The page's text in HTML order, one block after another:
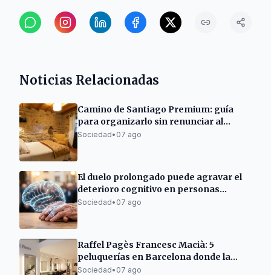
Noticias Relacionadas
Camino de Santiago Premium: guía
para organizarlo sin renunciar al
descanso
Sociedad• 07 ago
El duelo prolongado puede agravar el
deterioro cognitivo en personas
mayores
Sociedad• 07 ago
Raffel Pagès Francesc Macià: 5
peluquerías en Barcelona donde la
excelencia no es tendencia, sino una
Sociedad• 07 ago